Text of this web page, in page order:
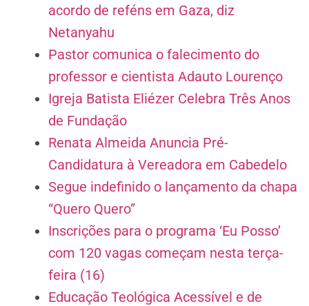
acordo de reféns em Gaza, diz
Netanyahu
Pastor comunica o falecimento do
professor e cientista Adauto Lourenço
Igreja Batista Eliézer Celebra Três Anos
de Fundação
Renata Almeida Anuncia Pré-
Candidatura à Vereadora em Cabedelo
Segue indefinido o lançamento da chapa
“Quero Quero”
Inscrições para o programa ‘Eu Posso’
com 120 vagas começam nesta terça-
feira (16)
Educação Teológica Acessível e de